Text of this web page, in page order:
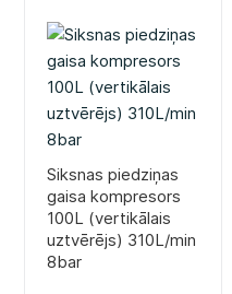
Siksnas piedziņas
gaisa kompresors
100L (vertikālais
uztvērējs) 310L/min
8bar